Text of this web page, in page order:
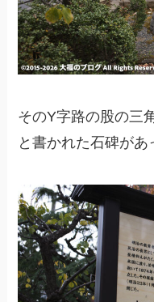
そのY字路の股の三
と書かれた石碑があ